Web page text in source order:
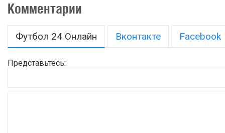
Комментарии
Футбол 24 Онлайн Вконтакте Facebook
Представьтесь: